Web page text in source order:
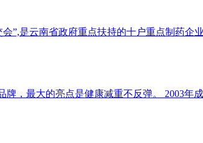
”,是云南省政府重点扶持的十户重点制药
，最大的亮点是健康减重不反弹。 2003年